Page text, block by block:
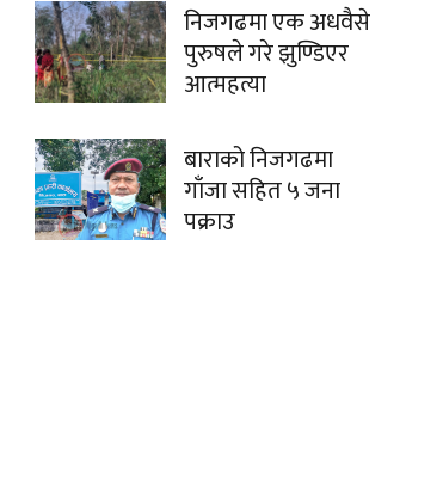
निजगढमा एक अधवैसे
पुरुषले गरे झुण्डिएर
आत्महत्या
बाराको निजगढमा
गाँजा सहित ५ जना
पक्राउ